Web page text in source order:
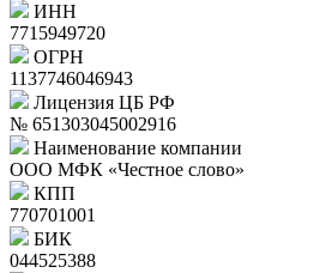
ИНН
7715949720
ОГРН
1137746046943
Лицензия ЦБ РФ
№ 651303045002916
Наименование компании
ООО МФК «Честное слово»
КПП
770701001
БИК
044525388